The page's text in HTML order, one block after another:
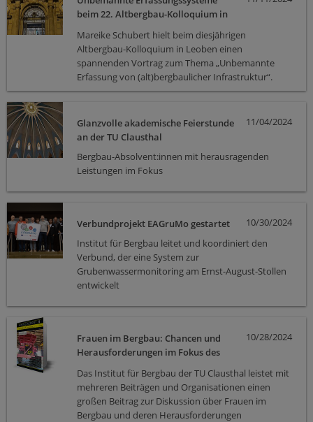
Potenzial in der Bergbautechnik unter Beweis stellt.
Partnerschaften fördern, treibt uns der Geist der
Technologie- und Bergbauinnovation.…
beim 22. Altbergbau-Kolloquium in
Mareike Schubert hielt beim diesjährigen
Altbergbau-Kolloquium in Leoben einen
spannenden Vortrag zum Thema „Unbemannte
Erfassung von (alt)bergbaulicher Infrastruktur“.
Zudem moderierte Prof. Dr.-Ing. Oliver Langefeld
Kolloquium, das im kommenden Jahr in Goslar
stattfinden wird, an.
11/04/2024
Glanzvolle akademische Feierstunde
an der TU Clausthal
Bergbau-Absolvent:innen mit herausragenden
Leistungen im Fokus
10/30/2024
Verbundprojekt EAGruMo gestartet
Institut für Bergbau leitet und koordiniert den
Verbund, der eine System zur
Grubenwassermonitoring am Ernst-August-Stollen
entwickelt
10/28/2024
Frauen im Bergbau: Chancen und
Herausforderungen im Fokus des
Das Institut für Bergbau der TU Clausthal leistet mit
mehreren Beiträgen und Organisationen einen
großen Beitrag zur Diskussion über Frauen im
Bergbau und deren Herausforderungen